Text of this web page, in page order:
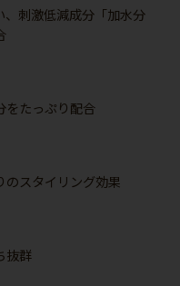
刺激低減成分「加水分
をたっぷり配合
のスタイリング効果
抜群